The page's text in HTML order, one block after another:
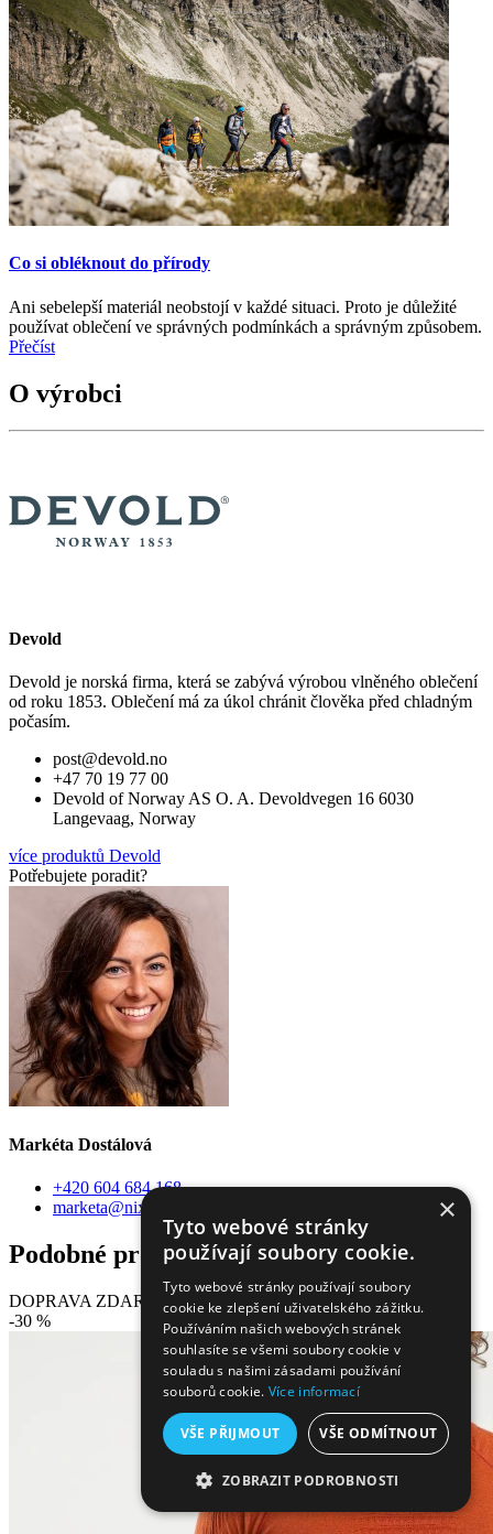
Co si obléknout do přírody
Ani sebelepší materiál neobstojí v každé situaci. Proto je důležité
používat oblečení ve správných podmínkách a správným způsobem.
Přečíst
O výrobci
Devold
Devold je norská firma, která se zabývá výrobou vlněného oblečení
od roku 1853. Oblečení má za úkol chránit člověka před chladným
počasím.
post@devold.no
+47 70 19 77 00
Devold of Norway AS O. A. Devoldvegen 16 6030
Langevaag, Norway
více produktů Devold
Potřebujete poradit?
Markéta Dostálová
+420 604 684 168
marketa@nixski.cz
Podobné produkty
DOPRAVA ZDARMA
-30 %
×
Tyto webové stránky
používají soubory cookie.
Tyto webové stránky používají soubory
cookie ke zlepšení uživatelského zážitku.
Používáním našich webových stránek
souhlasíte se všemi soubory cookie v
souladu s našimi zásadami používání
souborů cookie. Více informací
VŠE PŘIJMOUT VŠE ODMÍTNOUT
ZOBRAZIT PODROBNOSTI
NEZBYTNĚ NUTNÉ SOUBORY